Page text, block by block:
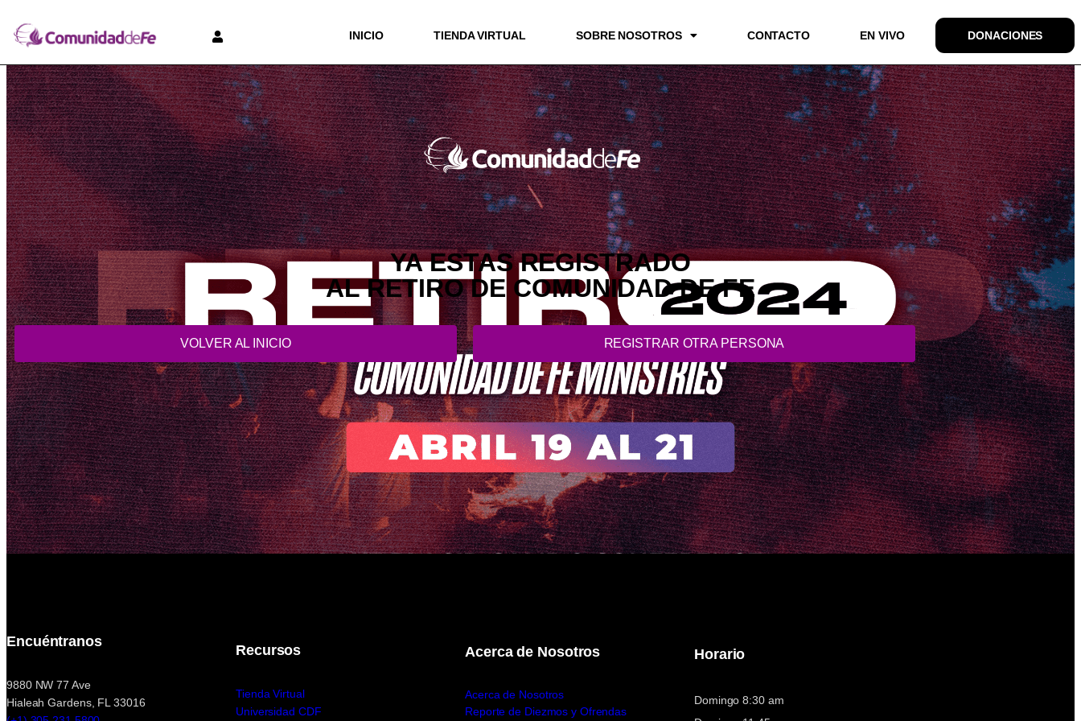
INICIO TIENDA VIRTUAL SOBRE NOSOTROS CONTACTO EN VIVO DONACIONES
YA ESTAS REGISTRADO
AL RETIRO DE COMUNIDAD DE FE
VOLVER AL INICIO REGISTRAR OTRA PERSONA
Encuéntranos
9880 NW 77 Ave
Hialeah Gardens, FL 33016
Recursos
Tienda Virtual
Universidad CDF
Acerca de Nosotros
Acerca de Nosotros
Reporte de Diezmos y Ofrendas
Horario
Domingo 8:30 am